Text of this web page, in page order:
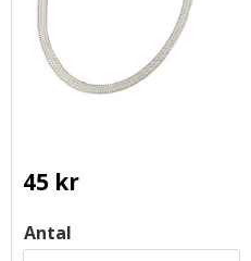
45 kr
Antal